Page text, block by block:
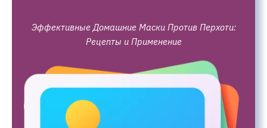
Эффективные Домашние Маски Против Перхоти:
Рецепты и Применение